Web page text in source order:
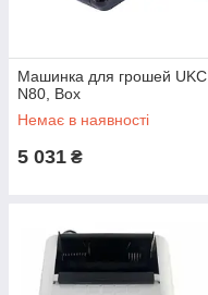
Машинка для грошей UKC
N80, Box
Немає в наявності
5 031 ₴